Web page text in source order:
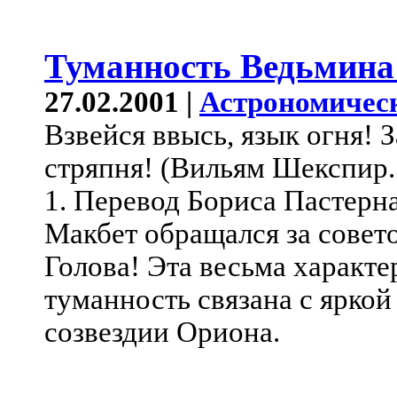
Туманность
27.02.2001 |
Взвейся ввысь, язык огня!
стряпня! (Вильям
1. Перевод Бориса
Макбет обращался за
Голова! Эта весьма
туманность связана с
созвездии Ориона.